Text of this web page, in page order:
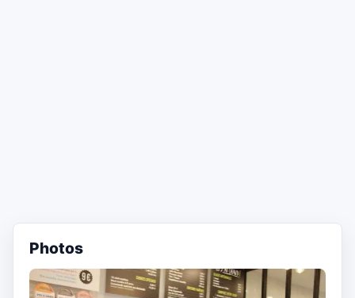
Photos